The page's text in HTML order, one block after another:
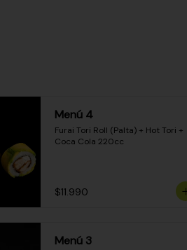
Menú 4
Furai Tori Roll (Palta) + Hot Tori +
Coca Cola 220cc
$11.990
Menú 3